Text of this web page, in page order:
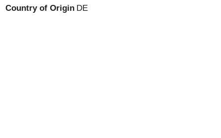
Country of Origin DE